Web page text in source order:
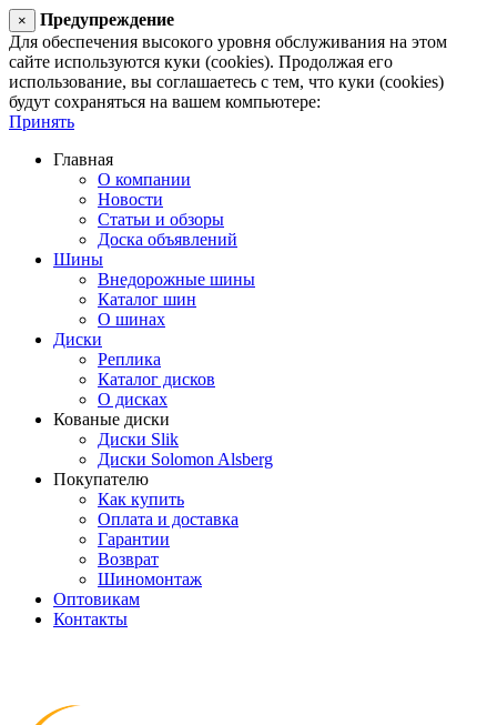
×
Предупреждение
Для обеспечения высокого уровня обслуживания на этом
сайте используются куки (cookies). Продолжая его
использование, вы соглашаетесь с тем, что куки (cookies)
будут сохраняться на вашем компьютере:
Принять
Главная
О компании
Новости
Статьи и обзоры
Доска объявлений
Шины
Внедорожные шины
Каталог шин
О шинах
Диски
Реплика
Каталог дисков
О дисках
Кованые диски
Диски Slik
Диски Solomon Alsberg
Покупателю
Как купить
Оплата и доставка
Гарантии
Возврат
Шиномонтаж
Оптовикам
Контакты